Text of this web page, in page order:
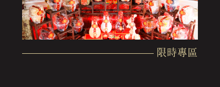
限時專區